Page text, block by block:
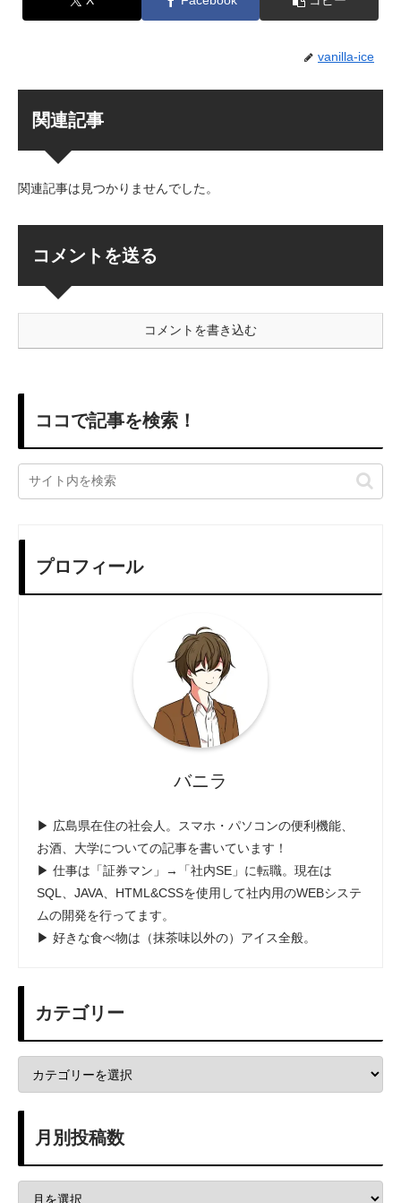
vanilla-ice
関連記事
関連記事は見つかりませんでした。
コメントを送る
コメントを書き込む
ココで記事を検索！
プロフィール
バニラ
▶ 広島県在住の社会人。スマホ・パソコンの便利機能、
お酒、大学についての記事を書いています！
▶ 仕事は「証券マン」→「社内SE」に転職。現在は
SQL、JAVA、HTML&CSSを使用して社内用のWEBシステ
ムの開発を行ってます。
▶ 好きな食べ物は（抹茶味以外の）アイス全般。
カテゴリー
月別投稿数